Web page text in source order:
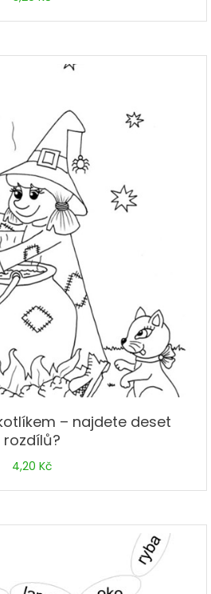
– najdete deset
rozdílů?
4,20Kč